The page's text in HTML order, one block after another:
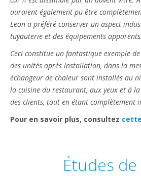
auraient également pu être
Leon a préféré conserver un aspect
tuyauterie et des équipements apparents.
Ceci constitue un fantastique exemple
des unités après installation, dans la
échangeur de chaleur sont installés au
la cuisine du restaurant, aux yeux et à
des clients, tout en étant complètement
Pour en savoir plus, consultez
Études de